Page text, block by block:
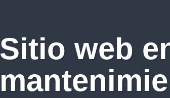
Sitio web